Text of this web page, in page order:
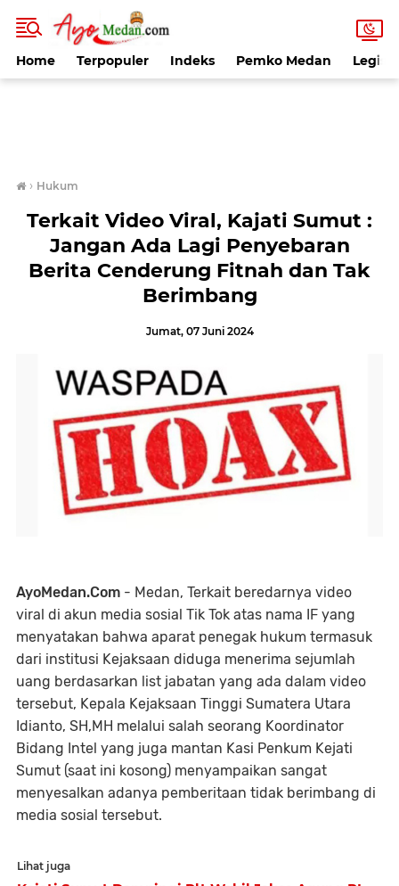
Home Terpopuler Indeks Pemko Medan
› Hukum
Terkait Video Viral, Kajati Sumut :
Jangan Ada Lagi Penyebaran
Berita Cenderung Fitnah dan Tak
Berimbang
Jumat, 07 Juni 2024
AyoMedan.Com - Medan, Terkait beredarnya video
viral di akun media sosial Tik Tok atas nama IF yang
menyatakan bahwa aparat penegak hukum termasuk
dari institusi Kejaksaan diduga menerima sejumlah
uang berdasarkan list jabatan yang ada dalam video
tersebut, Kepala Kejaksaan Tinggi Sumatera Utara
Idianto, SH,MH melalui salah seorang Koordinator
Bidang Intel yang juga mantan Kasi Penkum Kejati
Sumut (saat ini kosong) menyampaikan sangat
menyesalkan adanya pemberitaan tidak berimbang di
media sosial tersebut.
Lihat juga